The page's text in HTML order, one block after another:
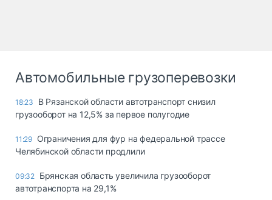
Автомобильные грузоперевозки
18:23
В Рязанской области автотранспорт снизил
грузооборот на 12,5% за первое полугодие
11:29 Ограничения для фур на федеральной трассе
Челябинской области продлили
09:32 Брянская область увеличила грузооборот
автотранспорта на 29,1%